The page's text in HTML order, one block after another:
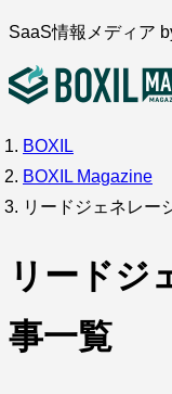
内
を
キ
ッ
プ
SaaS情報メディア
インタビュー
サービス比較
BOXIL
BOXIL Magazine
リードジェネレー
リードジ
事一覧